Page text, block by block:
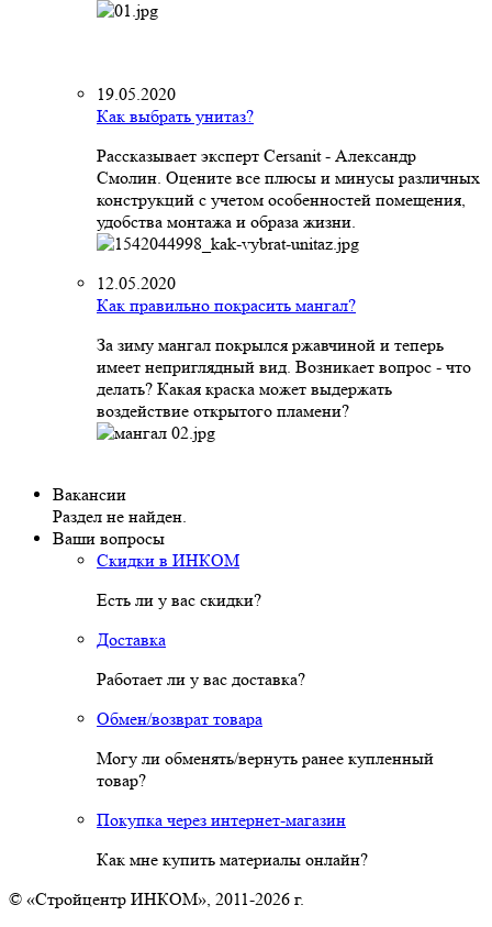
19.05.2020
Как выбрать унитаз?
Рассказывает эксперт Cersanit - Александр
Смолин. Оцените все плюсы и минусы различных
конструкций с учетом особенностей помещения,
удобства монтажа и образа жизни.
12.05.2020
Как правильно покрасить мангал?
За зиму мангал покрылся ржавчиной и теперь
имеет неприглядный вид. Возникает вопрос - что
делать? Какая краска может выдержать
воздействие открытого пламени?
Вакансии
Раздел не найден.
Ваши вопросы
Скидки в ИНКОМ
Есть ли у вас скидки?
Доставка
Работает ли у вас доставка?
Обмен/возврат товара
Могу ли обменять/вернуть ранее купленный
товар?
Покупка через интернет-магазин
Как мне купить материалы онлайн?
© «Стройцентр ИНКОМ», 2011-2026 г.